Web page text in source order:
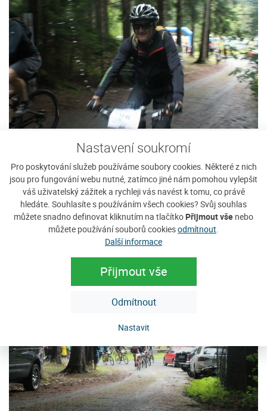
Nastavení soukromí
Pro poskytování služeb používáme soubory cookies. Některé z nich
jsou pro fungování webu nutné, zatímco jiné nám pomohou vylepšit
váš uživatelský zážitek a rychleji vás navést k tomu, co právě
hledáte. Souhlasíte s používáním všech cookies? Svůj souhlas
můžete snadno definovat kliknutím na tlačítko Přijmout vše nebo
můžete používání souborů cookiesodmítnout
Další informace
Přijmout vše
Odmítnout
Nastavit